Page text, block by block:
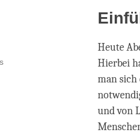
Heute
Hierbei
man
und von